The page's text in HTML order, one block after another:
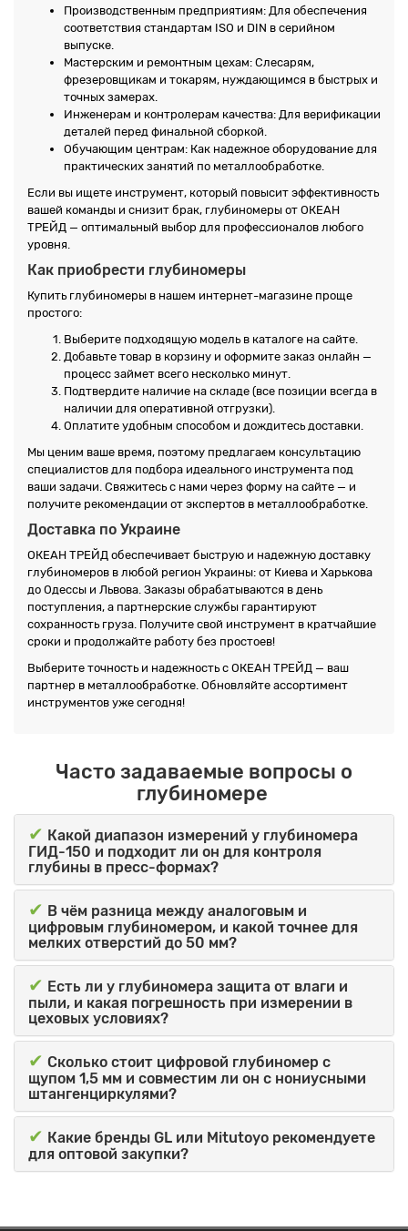
Производственным предприятиям: Для обеспечения
соответствия стандартам ISO и DIN в серийном
выпуске.
Мастерским и ремонтным цехам: Слесарям,
фрезеровщикам и токарям, нуждающимся в быстрых и
точных замерах.
Инженерам и контролерам качества: Для верификации
деталей перед финальной сборкой.
Обучающим центрам: Как надежное оборудование для
практических занятий по металлообработке.
Если вы ищете инструмент, который повысит эффективность
вашей команды и снизит брак, глубиномеры от ОКЕАН
ТРЕЙД — оптимальный выбор для профессионалов любого
уровня.
Как приобрести глубиномеры
Купить глубиномеры в нашем интернет-магазине проще
простого:
Выберите подходящую модель в каталоге на сайте.
Добавьте товар в корзину и оформите заказ онлайн —
процесс займет всего несколько минут.
Подтвердите наличие на складе (все позиции всегда в
наличии для оперативной отгрузки).
Оплатите удобным способом и дождитесь доставки.
Мы ценим ваше время, поэтому предлагаем консультацию
специалистов для подбора идеального инструмента под
ваши задачи. Свяжитесь с нами через форму на сайте — и
получите рекомендации от экспертов в металлообработке.
Доставка по Украине
ОКЕАН ТРЕЙД обеспечивает быструю и надежную доставку
глубиномеров в любой регион Украины: от Киева и Харькова
до Одессы и Львова. Заказы обрабатываются в день
поступления, а партнерские службы гарантируют
сохранность груза. Получите свой инструмент в кратчайшие
сроки и продолжайте работу без простоев!
Выберите точность и надежность с ОКЕАН ТРЕЙД — ваш
партнер в металлообработке. Обновляйте ассортимент
инструментов уже сегодня!
Часто задаваемые вопросы о
глубиномере
✔ Какой диапазон измерений у глубиномера
ГИД-150 и подходит ли он для контроля
глубины в пресс-формах?
✔ В чём разница между аналоговым и
цифровым глубиномером, и какой точнее для
мелких отверстий до 50 мм?
✔ Есть ли у глубиномера защита от влаги и
пыли, и какая погрешность при измерении в
цеховых условиях?
✔ Сколько стоит цифровой глубиномер с
щупом 1,5 мм и совместим ли он с нониусными
штангенциркулями?
✔ Какие бренды GL или Mitutoyo рекомендуете
для оптовой закупки?